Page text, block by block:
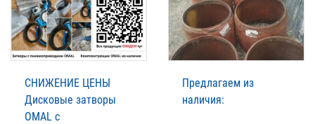
СНИЖЕНИЕ ЦЕНЫ
Дисковые затворы
OMAL с
Предлагаем из
наличия: